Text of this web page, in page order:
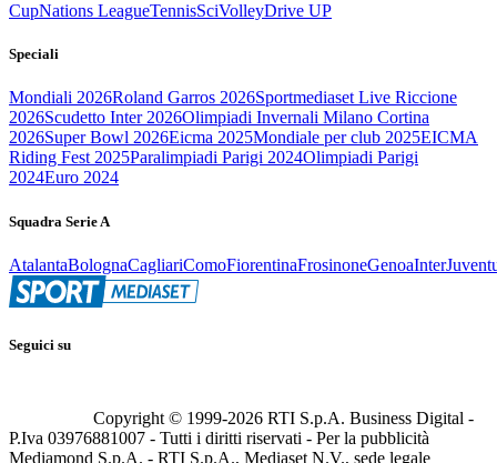
CupNations LeagueTennisSciVolleyDrive UP
Speciali
Mondiali 2026Roland Garros 2026Sportmediaset Live Riccione
2026Scudetto Inter 2026Olimpiadi Invernali Milano Cortina
2026Super Bowl 2026Eicma 2025Mondiale per club 2025EICMA
Riding Fest 2025Paralimpiadi Parigi 2024Olimpiadi Parigi
2024Euro 2024
Squadra Serie A
AtalantaBolognaCagliariComoFiorentinaFrosinoneGenoaInter
Seguici su
Copyright © 1999-2026 RTI S.p.A. Business Digital -
P.Iva 03976881007 - Tutti i diritti riservati - Per la pubblicità
Mediamond S.p.A. - RTI S.p.A., Mediaset N.V., sede legale